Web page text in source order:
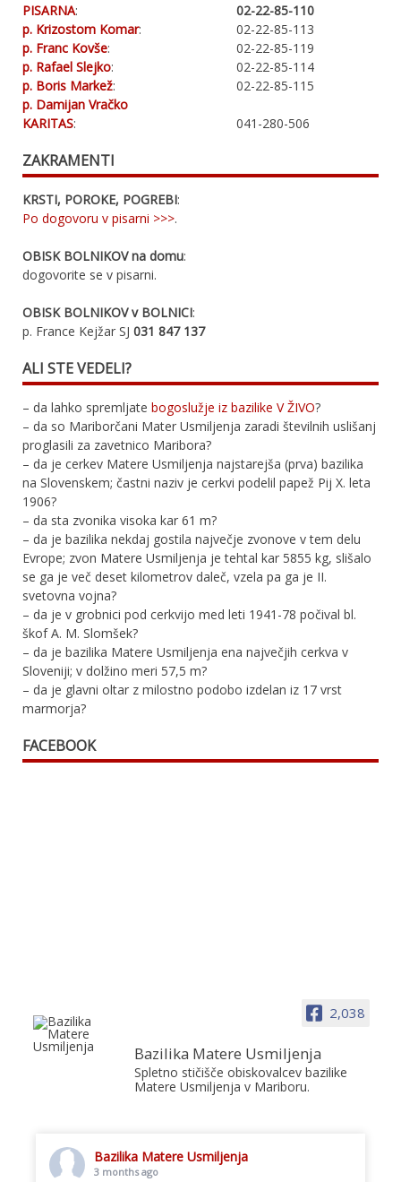
PISARNA:
02-22-85-110
p. Krizostom Komar:
02-22-85-113
p. Franc Kovše:
02-22-85-119
p. Rafael Slejko:
02-22-85-114
p. Boris Markež:
02-22-85-115
p. Damijan Vračko
KARITAS: 041-280-506
ZAKRAMENTI
KRSTI, POROKE, POGREBI:
Po dogovoru v pisarni >>>.
OBISK BOLNIKOV na domu:
dogovorite se v pisarni.
OBISK BOLNIKOV v BOLNICI:
p. France Kejžar SJ 031 847 137
ALI STE VEDELI?
– da lahko spremljate bogoslužje iz bazilike V ŽIVO?
– da so Mariborčani Mater Usmiljenja zaradi številnih uslišanj
proglasili za zavetnico Maribora?
– da je cerkev Matere Usmiljenja najstarejša (prva) bazilika
na Slovenskem; častni naziv je cerkvi podelil papež Pij X. leta
1906?
– da sta zvonika visoka kar 61 m?
– da je bazilika nekdaj gostila največje zvonove v tem delu
Evrope; zvon Matere Usmiljenja je tehtal kar 5855 kg, slišalo
se ga je več deset kilometrov daleč, vzela pa ga je II.
svetovna vojna?
– da je v grobnici pod cerkvijo med leti 1941-78 počival bl.
škof A. M. Slomšek?
– da je bazilika Matere Usmiljenja ena največjih cerkva v
Sloveniji; v dolžino meri 57,5 m?
– da je glavni oltar z milostno podobo izdelan iz 17 vrst
marmorja?
FACEBOOK
2,038
Bazilika Matere Usmiljenja
Spletno stičišče obiskovalcev bazilike
Matere Usmiljenja v Mariboru.
Bazilika Matere Usmiljenja
3 months ago